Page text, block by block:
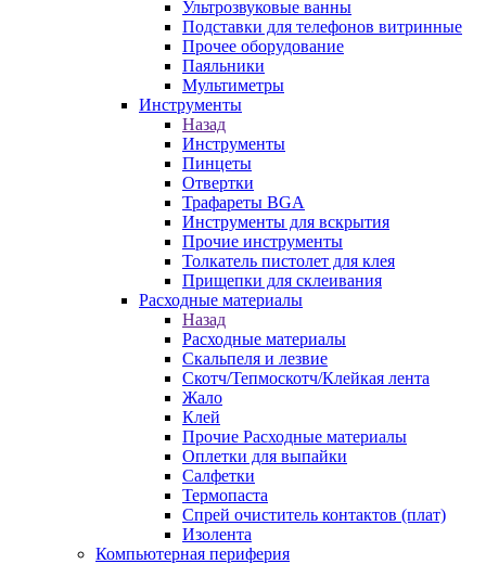
Ультрозвуковые ванны
Подставки для телефонов витринные
Прочее оборудование
Паяльники
Мультиметры
Инструменты
Назад
Инструменты
Пинцеты
Отвертки
Трафареты BGA
Инструменты для вскрытия
Прочие инструменты
Толкатель пистолет для клея
Прищепки для склеивания
Расходные материалы
Назад
Расходные материалы
Скальпеля и лезвие
Скотч/Тепмоскотч/Клейкая лента
Жало
Клей
Прочие Расходные материалы
Оплетки для выпайки
Салфетки
Термопаста
Спрей очиститель контактов (плат)
Изолента
Компьютерная периферия